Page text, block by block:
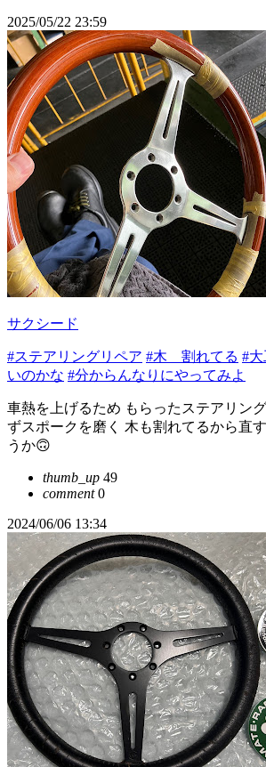
2025/05/22 23:59
サクシード
#ステアリングリペア #木 割れてる #
いのかな #分からんなりにやってみよ
車熱を上げるため もらったステアリン
ずスポークを磨く 木も割れてるから直
うか🙃
thumb_up 49
comment0
2024/06/06 13:34